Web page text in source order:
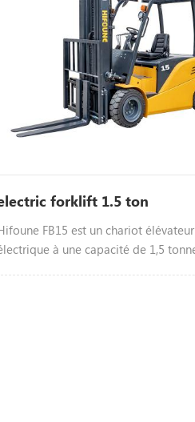
forklift 1.5 ton
FB15 est un chariot élévateur
à une capacité de 1,5